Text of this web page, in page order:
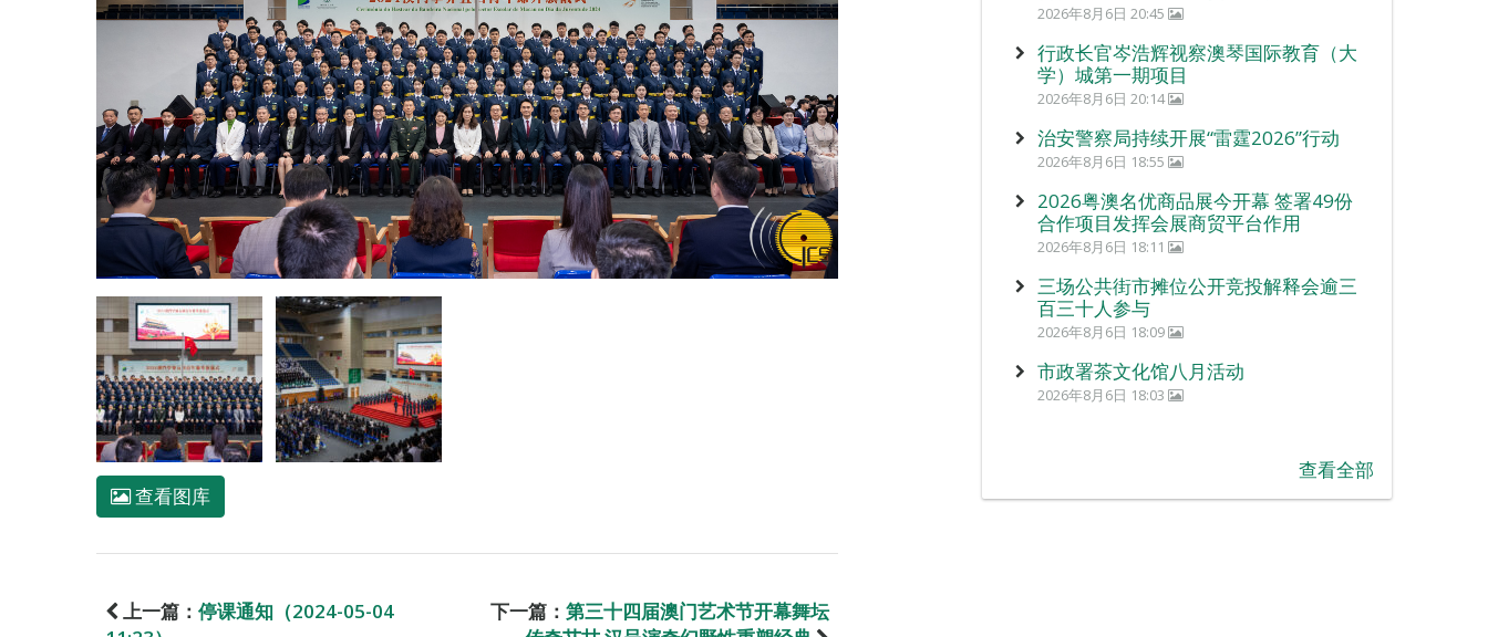
查看图库
上一篇： 停课通知（2024-05-04
下一篇： 第三十四届澳门艺术节开幕舞坛
2026年8月6日 20:45
行政长官岑浩辉视察澳琴国际教育（大
学）城第一期项目
2026年8月6日 20:14
治安警察局持续开展“雷霆2026”行动
2026年8月6日 18:55
2026粤澳名优商品展今开幕 签署49份
合作项目发挥会展商贸平台作用
2026年8月6日 18:11
三场公共街市摊位公开竞投解释会逾三
百三十人参与
2026年8月6日 18:09
市政署茶文化馆八月活动
2026年8月6日 18:03
查看全部